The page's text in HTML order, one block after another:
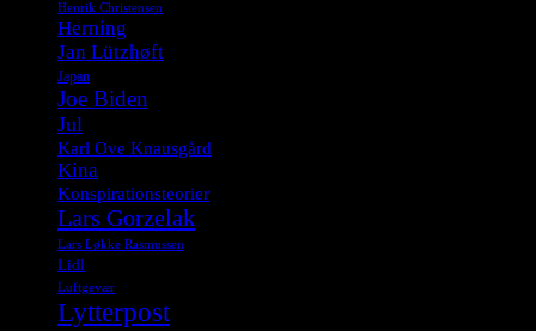
Henrik Christensen
Herning
Jan Lützhøft
Japan
Joe Biden
Jul
Karl Ove Knausgård
Kina
Konspirationsteorier
Lars Gorzelak
Lars Løkke Rasmussen
Lidl
Luftgevær
Lytterpost